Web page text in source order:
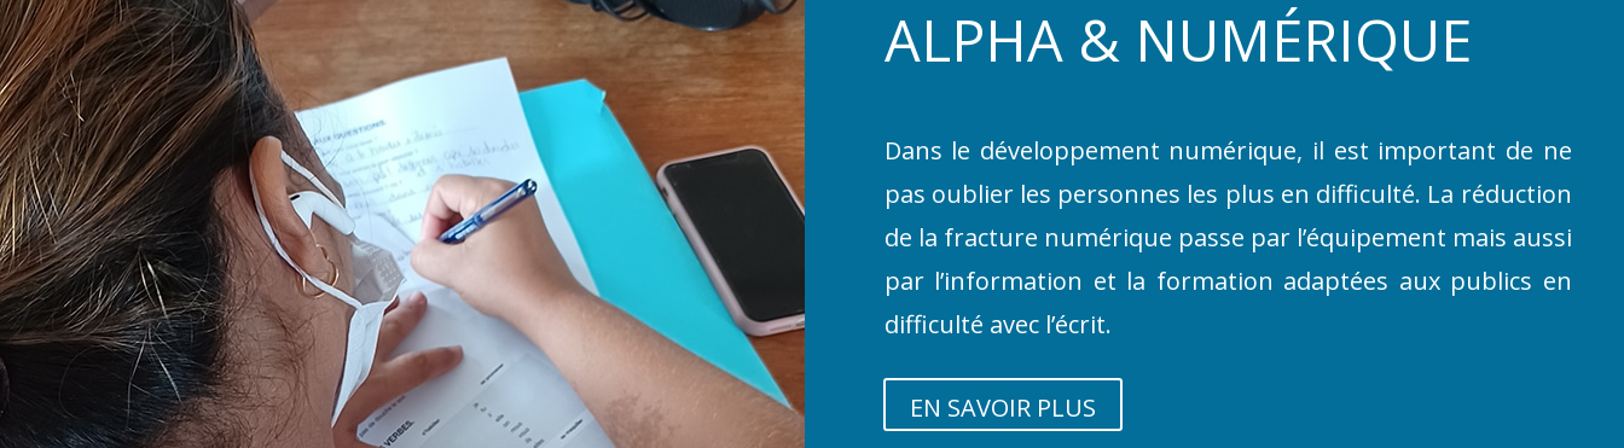
ALPHA & NUMÉRIQUE
Dans le développement numérique, il est important de ne
pas oublier les personnes les plus en difficulté. La réduction
de la fracture numérique passe par l’équipement mais aussi
par l’information et la formation adaptées aux publics en
difficulté avec l’écrit.
EN SAVOIR PLUS